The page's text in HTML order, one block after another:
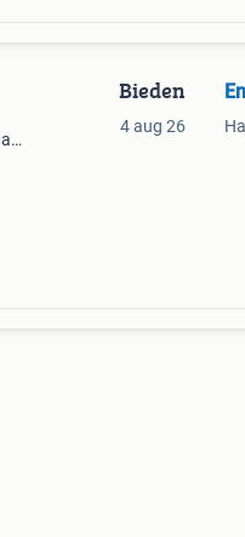
Bieden
4 aug 26